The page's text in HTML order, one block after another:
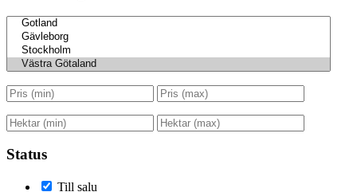
Status
Till salu